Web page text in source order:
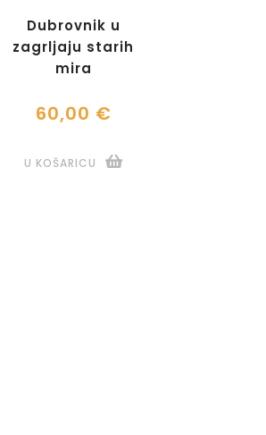
Dubrovnik u
zagrljaju starih
mira
60,00 €
U KOŠARICU